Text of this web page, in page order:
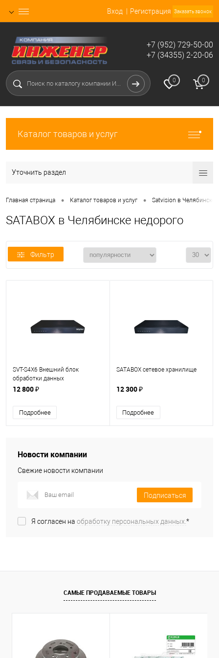
Вход Регистрация Заказать звонок
+7 (952) 729-50-00
+7 (34355) 2-20-06
0 0
Каталог товаров и услуг
Уточнить раздел
Главная страница • Каталог товаров и услуг • Satvision в Челябинске
SATABOX в Челябинске недорого
Фильтр
SVT-S4X6 Внешний блок
обработки данных
12 800 ₽
Подробнее
SATABOX сетевое хранилище
12 300 ₽
Подробнее
Новости компании
Свежие новости компании
Подписаться
Я согласен на обработку персональных данных.*
САМЫЕ ПРОДАВАЕМЫЕ ТОВАРЫ